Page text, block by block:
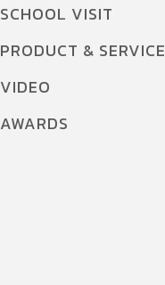
SCHOOL VISIT
PRODUCT & SERVICE
VIDEO
AWARDS